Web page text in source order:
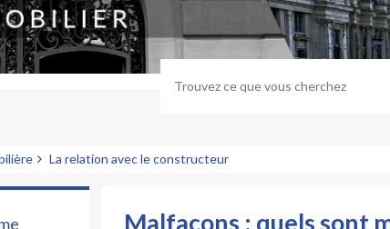
La relation avec le constructeur
Malfaçons : quels sont